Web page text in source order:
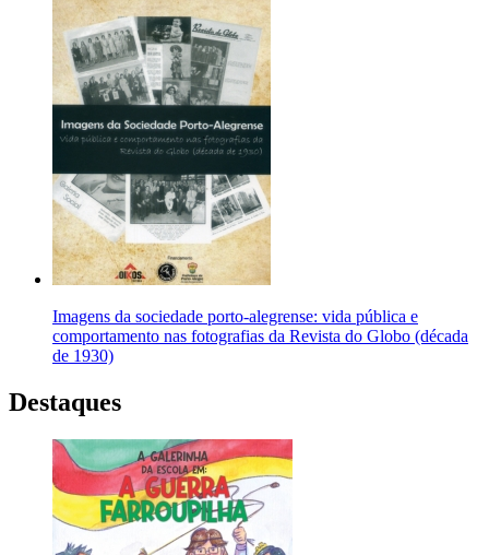
Imagens da sociedade porto-alegrense: vida pública e
comportamento nas fotografias da Revista do Globo (década
de 1930)
Destaques